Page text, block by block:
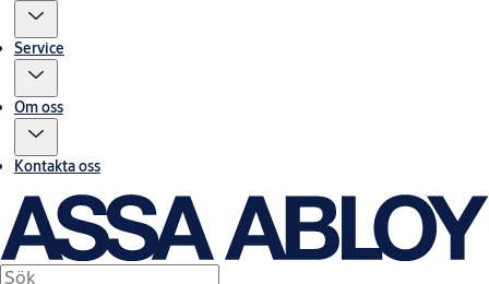
Service
Om oss
Kontakta oss